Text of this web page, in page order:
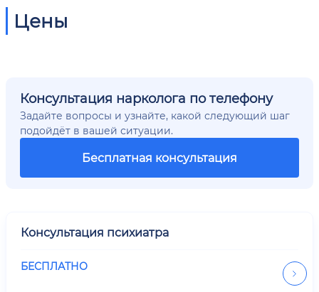
Цены
Консультация нарколога по телефону
Задайте вопросы и узнайте, какой следующий шаг
подойдёт в вашей ситуации.
Бесплатная консультация
Консультация психиатра
БЕСПЛАТНО